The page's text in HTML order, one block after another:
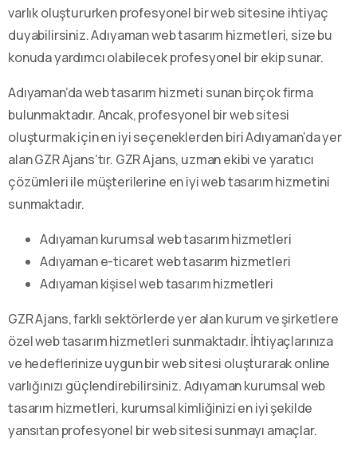
varlık oluştururken profesyonel bir web sitesine ihtiyaç
duyabilirsiniz. Adıyaman web tasarım hizmetleri, size bu
konuda yardımcı olabilecek profesyonel bir ekip sunar.
Adıyaman’da web tasarım hizmeti sunan birçok firma
bulunmaktadır. Ancak, profesyonel bir web sitesi
oluşturmak için en iyi seçeneklerden biri Adıyaman’da yer
alan GZR Ajans’tır. GZR Ajans, uzman ekibi ve yaratıcı
çözümleri ile müşterilerine en iyi web tasarım hizmetini
sunmaktadır.
Adıyaman kurumsal web tasarım hizmetleri
Adıyaman e-ticaret web tasarım hizmetleri
Adıyaman kişisel web tasarım hizmetleri
GZR Ajans, farklı sektörlerde yer alan kurum ve şirketlere
özel web tasarım hizmetleri sunmaktadır. İhtiyaçlarınıza
ve hedeflerinize uygun bir web sitesi oluşturarak online
varlığınızı güçlendirebilirsiniz. Adıyaman kurumsal web
tasarım hizmetleri, kurumsal kimliğinizi en iyi şekilde
yansıtan profesyonel bir web sitesi sunmayı amaçlar.